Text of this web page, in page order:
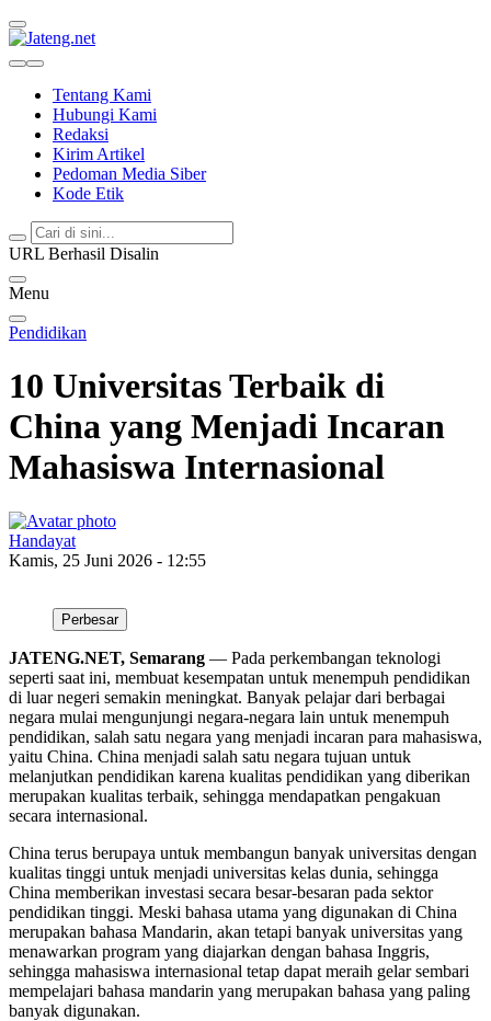
Tentang Kami
Hubungi Kami
Redaksi
Kirim Artikel
Pedoman Media Siber
Kode Etik
URL Berhasil Disalin
Menu
Pendidikan
10 Universitas Terbaik di
China yang Menjadi Incaran
Mahasiswa Internasional
Handayat
Kamis, 25 Juni 2026 - 12:55
Perbesar
JATENG.NET, Semarang — Pada perkembangan teknologi
seperti saat ini, membuat kesempatan untuk menempuh pendidikan
di luar negeri semakin meningkat. Banyak pelajar dari berbagai
negara mulai mengunjungi negara-negara lain untuk menempuh
pendidikan, salah satu negara yang menjadi incaran para mahasiswa,
yaitu China. China menjadi salah satu negara tujuan untuk
melanjutkan pendidikan karena kualitas pendidikan yang diberikan
merupakan kualitas terbaik, sehingga mendapatkan pengakuan
secara internasional.
China terus berupaya untuk membangun banyak universitas dengan
kualitas tinggi untuk menjadi universitas kelas dunia, sehingga
China memberikan investasi secara besar-besaran pada sektor
pendidikan tinggi. Meski bahasa utama yang digunakan di China
merupakan bahasa Mandarin, akan tetapi banyak universitas yang
menawarkan program yang diajarkan dengan bahasa Inggris,
sehingga mahasiswa internasional tetap dapat meraih gelar sembari
mempelajari bahasa mandarin yang merupakan bahasa yang paling
banyak digunakan.